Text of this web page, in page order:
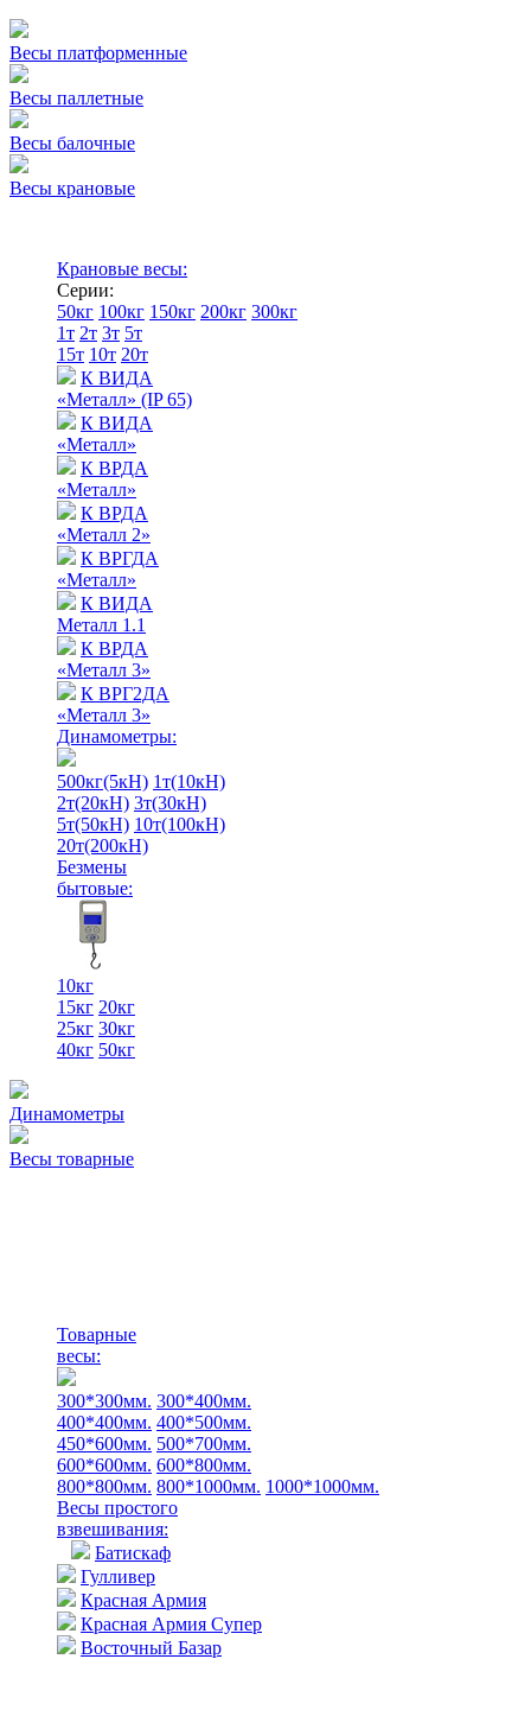
Весы платформенные
Весы паллетные
Весы балочные
Весы крановые
Крановые весы:
Серии:
50кг 100кг 150кг 200кг 300кг
1т 2т 3т 5т
15т 10т 20т
К ВИДА
«Металл» (IP 65)
К ВИДА
«Металл»
К ВРДА
«Металл»
К ВРДА
«Металл 2»
К ВРГДА
«Металл»
К ВИДА
Металл 1.1
К ВРДА
«Металл 3»
К ВРГ2ДА
«Металл 3»
Динамометры:
500кг(5кН) 1т(10кН)
2т(20кН) 3т(30кН)
5т(50кН) 10т(100кН)
20т(200кН)
Безмены
бытовые:
10кг
15кг 20кг
25кг 30кг
40кг 50кг
Динамометры
Весы товарные
Товарные
весы:
300*300мм. 300*400мм.
400*400мм. 400*500мм.
450*600мм. 500*700мм.
600*600мм. 600*800мм.
800*800мм. 800*1000мм. 1000*1000мм.
Весы простого
взвешивания:
Батискаф
Гулливер
Красная Армия
Красная Армия Супер
Восточный Базар